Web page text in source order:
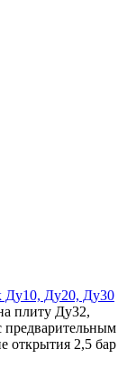
Ду10, Ду20, Ду30
плиту Ду32,
открытия 2,5 бар